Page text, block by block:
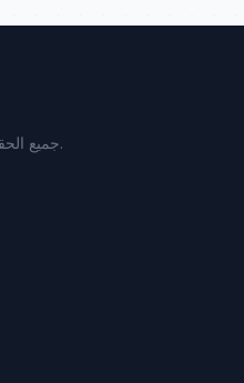
TransParrot. جميع الحقوق محفوظة.